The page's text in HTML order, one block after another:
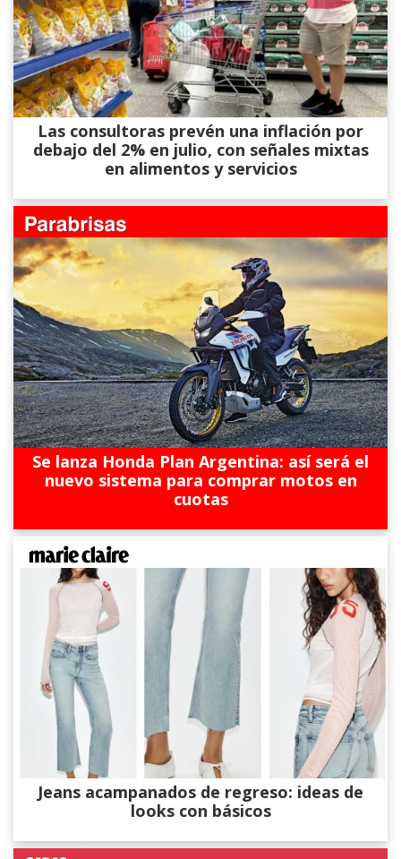
Las consultoras prevén una inflación por
debajo del 2% en julio, con señales mixtas
en alimentos y servicios
Se lanza Honda Plan Argentina: así será el
nuevo sistema para comprar motos en
cuotas
Jeans acampanados de regreso: ideas de
looks con básicos